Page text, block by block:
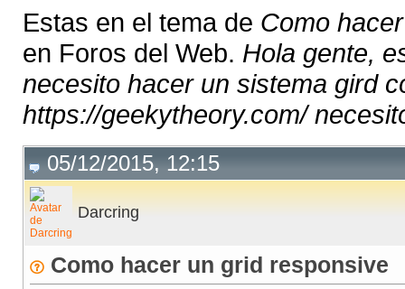
Estas en el tema de Como
en Foros del Web. Hola gente,
necesito hacer un sistema gird
https://geekytheory.com/
05/12/2015, 12:15
Darcring
Como hacer un grid responsive